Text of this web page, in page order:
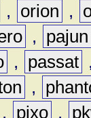
, orion ,
,
pajun
, passat
,
, pixo ,